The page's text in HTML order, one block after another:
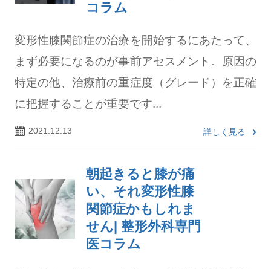
コラム
変形性膝関節症の治療を開始するにあたって、
まず必要になるのが事前アセスメント。原因の
特定の他、治療前の重症度（グレード）を正確
に把握することが重要です...
2021.12.13 詳しく見る
朝起きると膝が痛
い、それ変形性膝
関節症かもしれま
せん| 整形外科専門
医コラム